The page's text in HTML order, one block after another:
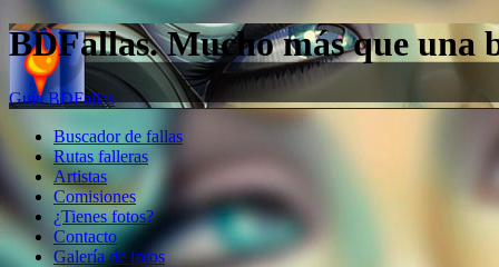
BDFallas. Mucho más que una
Guía BDFallas
Buscador de fallas
Rutas falleras
Artistas
Comisiones
¿Tienes fotos?
Contacto
Galería de fotos